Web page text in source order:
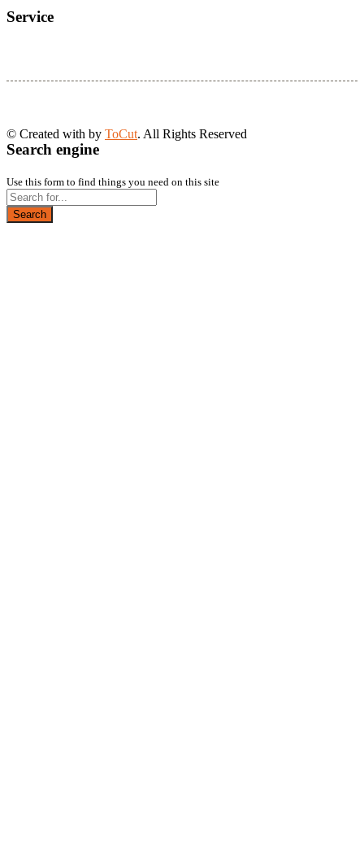
Service
© Created with by ToCut. All Rights Reserved
Search engine
Use this form to find things you need on this site
Search